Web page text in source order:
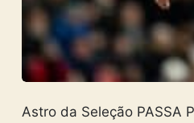
Astro da Seleção PASSA